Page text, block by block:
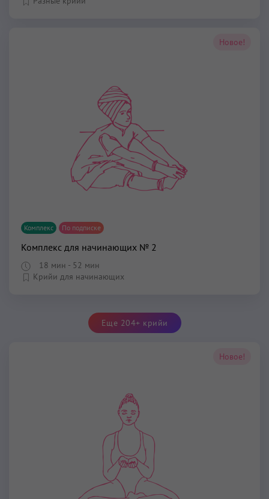
Новое!
Комплекс По подписке
Комплекс для начинающих № 2
18 мин - 52 мин
Крийи для начинающих
Еще 204+ крийи
Новое!